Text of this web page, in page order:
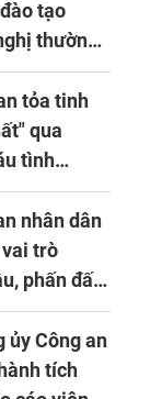
tạo
thường
Hiệp hội
tỏa tinh
qua
tình
nhân dân
trò
phấn đấu
mọi
ủy Công an
tích